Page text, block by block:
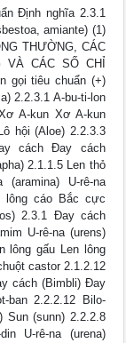
Định nghĩa 2.3.1
amiante) (1)
THƯỜNG, CÁC
VÀ CÁC SỐ CHỈ
gọi tiêu chuẩn (+)
2.2.3.1 A-bu-ti-lon
A-kun Xơ A-kun
hội (Aloe) 2.2.3.3
cách Đay cách
2.1.1.5 Len thỏ
(aramina) U-rê-na
lông cáo Bắc cực
2.3.1 Đay cách
U-rê-na (urens)
lông gấu Len lông
castor 2.1.2.12
cách (Bimbli) Đay
ban 2.2.2.12 Bilo-
Sun (sunn) 2.2.2.8
U-rê-na (urena)